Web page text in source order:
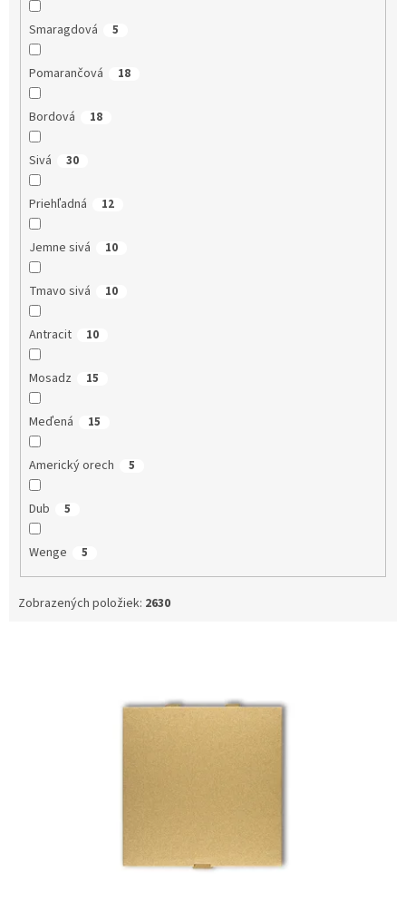
Smaragdová 5
Pomarančová 18
Bordová 18
Sivá 30
Priehľadná 12
Jemne sivá 10
Tmavo sivá 10
Antracit 10
Mosadz 15
Meďená 15
Americký orech 5
Dub 5
Wenge 5
Zobrazených položiek: 2630